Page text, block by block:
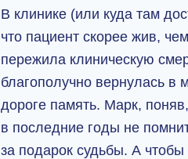
В клинике (или куда там
что пациент скорее жив,
пережила клиническую
благополучно вернулась в
дороге память. Марк,
в последние годы не
за подарок судьбы. А